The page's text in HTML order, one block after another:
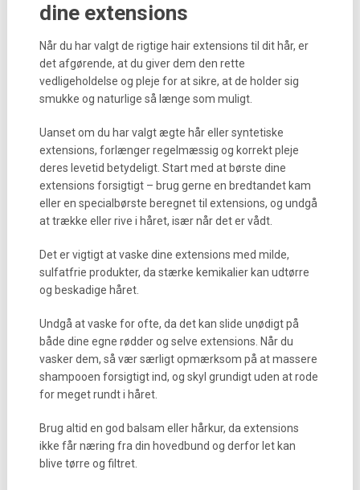
dine extensions
Når du har valgt de rigtige hair extensions til dit hår, er
det afgørende, at du giver dem den rette
vedligeholdelse og pleje for at sikre, at de holder sig
smukke og naturlige så længe som muligt.
Uanset om du har valgt ægte hår eller syntetiske
extensions, forlænger regelmæssig og korrekt pleje
deres levetid betydeligt. Start med at børste dine
extensions forsigtigt – brug gerne en bredtandet kam
eller en specialbørste beregnet til extensions, og undgå
at trække eller rive i håret, især når det er vådt.
Det er vigtigt at vaske dine extensions med milde,
sulfatfrie produkter, da stærke kemikalier kan udtørre
og beskadige håret.
Undgå at vaske for ofte, da det kan slide unødigt på
både dine egne rødder og selve extensions. Når du
vasker dem, så vær særligt opmærksom på at massere
shampooen forsigtigt ind, og skyl grundigt uden at rode
for meget rundt i håret.
Brug altid en god balsam eller hårkur, da extensions
ikke får næring fra din hovedbund og derfor let kan
blive tørre og filtret.